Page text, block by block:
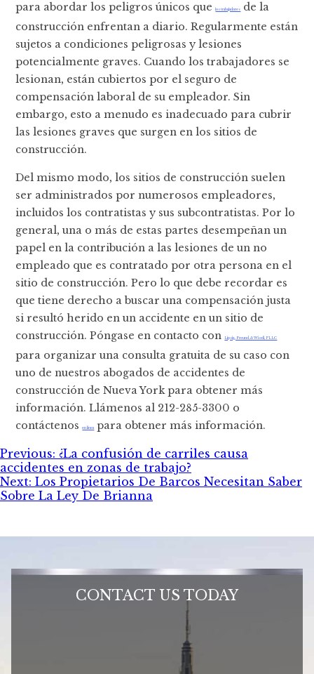
para abordar los peligros únicos quelos trabajadores
de la
construcción enfrentan a diario. Regularmente están
sujetos a condiciones peligrosas y lesiones
potencialmente graves. Cuando los trabajadores se
lesionan, están cubiertos por el seguro de
compensación laboral de su empleador. Sin
embargo, esto a menudo es inadecuado para cubrir
las lesiones graves que surgen en los sitios de
construcción.
Del mismo modo, los sitios de construcción suelen
ser administrados por numerosos empleadores,
incluidos los contratistas y sus subcontratistas. Por lo
general, una o más de estas partes desempeñan un
papel en la contribución a las lesiones de un no
empleado que es contratado por otra persona en el
sitio de construcción. Pero lo que debe recordar es
que tiene derecho a buscar una compensación justa
si resultó herido en un accidente en un sitio de
construcción. Póngase en contacto con
Lipsig, Freund, & Wisell, PLLC
para organizar una consulta gratuita de su caso con
uno de nuestros abogados de accidentes de
construcción de Nueva York para obtener más
información. Llámenos al 212-285-3300 o
contáctenosen línea para obtener más información.
Post
navigation
Previous: ¿La confusión de carriles causa
accidentes en zonas de trabajo?
Next: Los Propietarios De Barcos Necesitan Saber
Sobre La Ley De Brianna
CONTACT US TODAY